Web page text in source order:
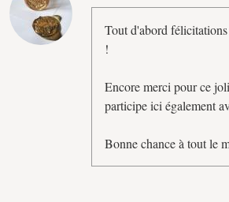
Tout d'abord
!
Encore merci pour ce
participe ici également
Bonne chance à tout le